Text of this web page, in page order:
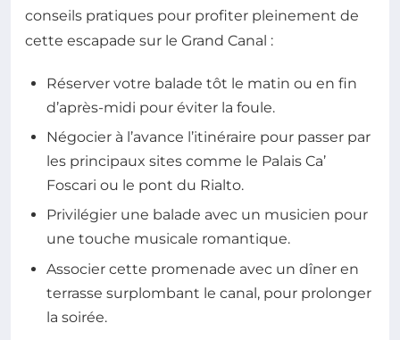
conseils pratiques pour profiter pleinement de
cette escapade sur le Grand Canal :
Réserver votre balade tôt le matin ou en fin
d’après-midi pour éviter la foule.
Négocier à l’avance l’itinéraire pour passer par
les principaux sites comme le Palais Ca’
Foscari ou le pont du Rialto.
Privilégier une balade avec un musicien pour
une touche musicale romantique.
Associer cette promenade avec un dîner en
terrasse surplombant le canal, pour prolonger
la soirée.